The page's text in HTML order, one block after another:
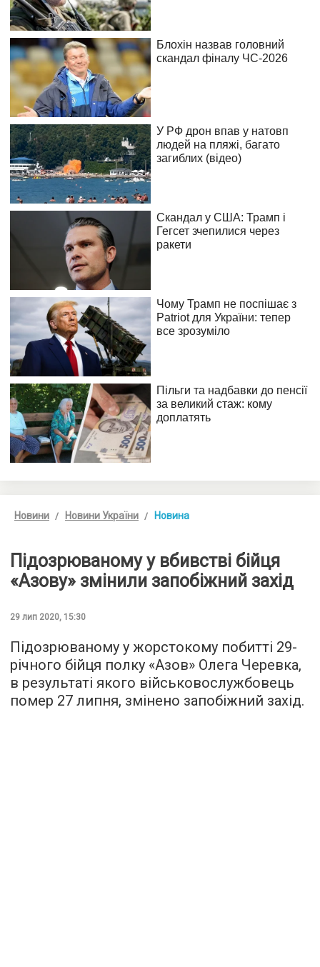
Новини Новини України Новина
Підозрюваному у вбивстві бійця
«Азову» змінили запобіжний захід
29 лип 2020, 15:30
Підозрюваному у жорстокому побитті 29-
річного бійця полку «Азов» Олега Черевка,
в результаті якого військовослужбовець
помер 27 липня, змінено запобіжний захід.